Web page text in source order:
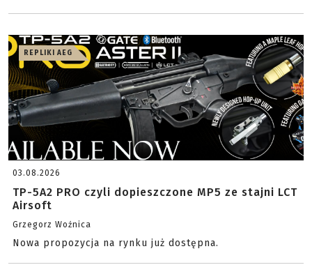
REPLIKI AEG
03.08.2026
TP-5A2 PRO czyli dopieszczone MP5 ze stajni LCT
Airsoft
Grzegorz Woźnica
Nowa propozycja na rynku już dostępna.